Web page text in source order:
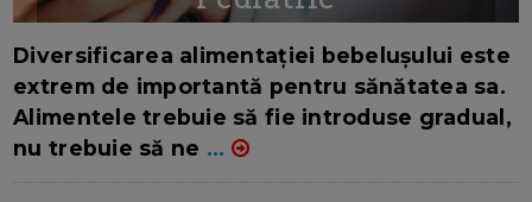
Diversificarea alimentației bebelușului este
extrem de importantă pentru sănătatea sa.
Alimentele trebuie să fie introduse gradual,
nu trebuie să ne ...